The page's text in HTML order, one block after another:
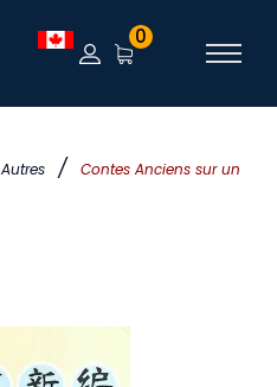
Autres /
Contes Anciens sur un
0